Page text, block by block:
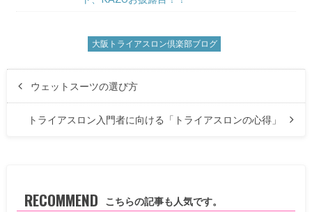
大阪トライアスロン倶楽部ブログ
ウェットスーツの選び方
トライアスロン入門者に向ける「トライアスロンの心得」
RECOMMEND こちらの記事も人気です。